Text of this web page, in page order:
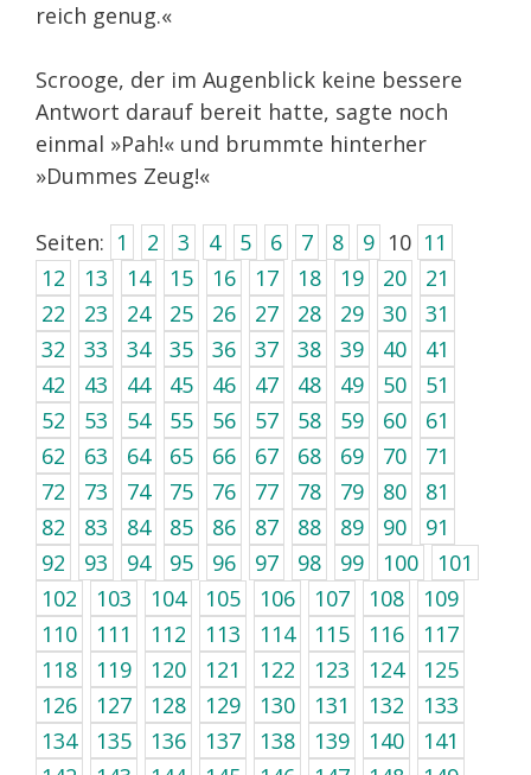
reich genug.«
Scrooge, der im Augenblick keine bessere
Antwort darauf bereit hatte, sagte noch
einmal »Pah!« und brummte hinterher
»Dummes Zeug!«
Seiten: 1 2 3 4 5 6 7 8 9 10 11
12
13 14 15 16 17 18 19 20
21
22
23 24 25 26 27 28 29 30
31
32
33 34 35 36 37 38 39 40
41
42
43 44 45 46 47 48 49 50
51
52
53 54 55 56 57 58 59 60
61
62
63 64 65 66 67 68 69 70
71
72
73 74 75 76 77 78 79 80
81
82
83 84 85 86 87 88 89 90
91
92
93 94 95 96 97 98 99 100
101
102
103 104 105 106 107 108
109
110
111 112 113 114 115 116
117
118
119 120 121 122 123 124
125
126
127 128 129 130 131 132
133
134
135 136 137 138 139 140
141